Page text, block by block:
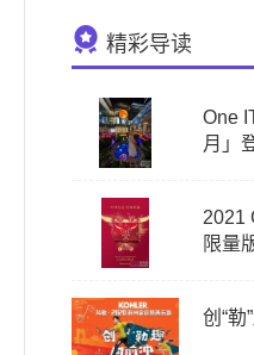
精彩导读
One
月」
2021
限量
创“勒